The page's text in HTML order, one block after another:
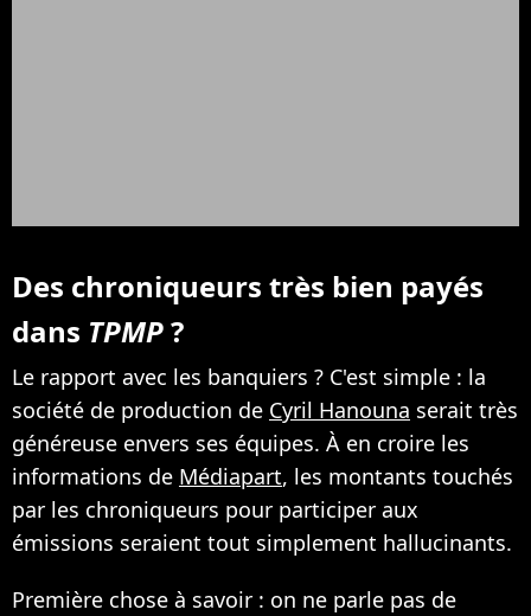
Des chroniqueurs très bien payés
dans TPMP?
Le rapport avec les banquiers ? C'est simple : la
société de production de Cyril Hanouna serait très
généreuse envers ses équipes. À en croire les
informations de Médiapart, les montants touchés
par les chroniqueurs pour participer aux
émissions seraient tout simplement hallucinants.
Première chose à savoir : on ne parle pas de